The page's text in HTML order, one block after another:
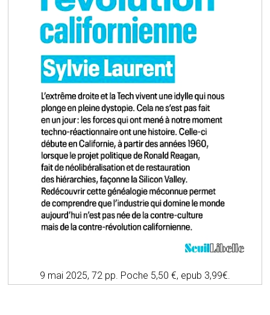
9 mai 2025, 72 pp. Poche 5,50 €, epub 3,99€.